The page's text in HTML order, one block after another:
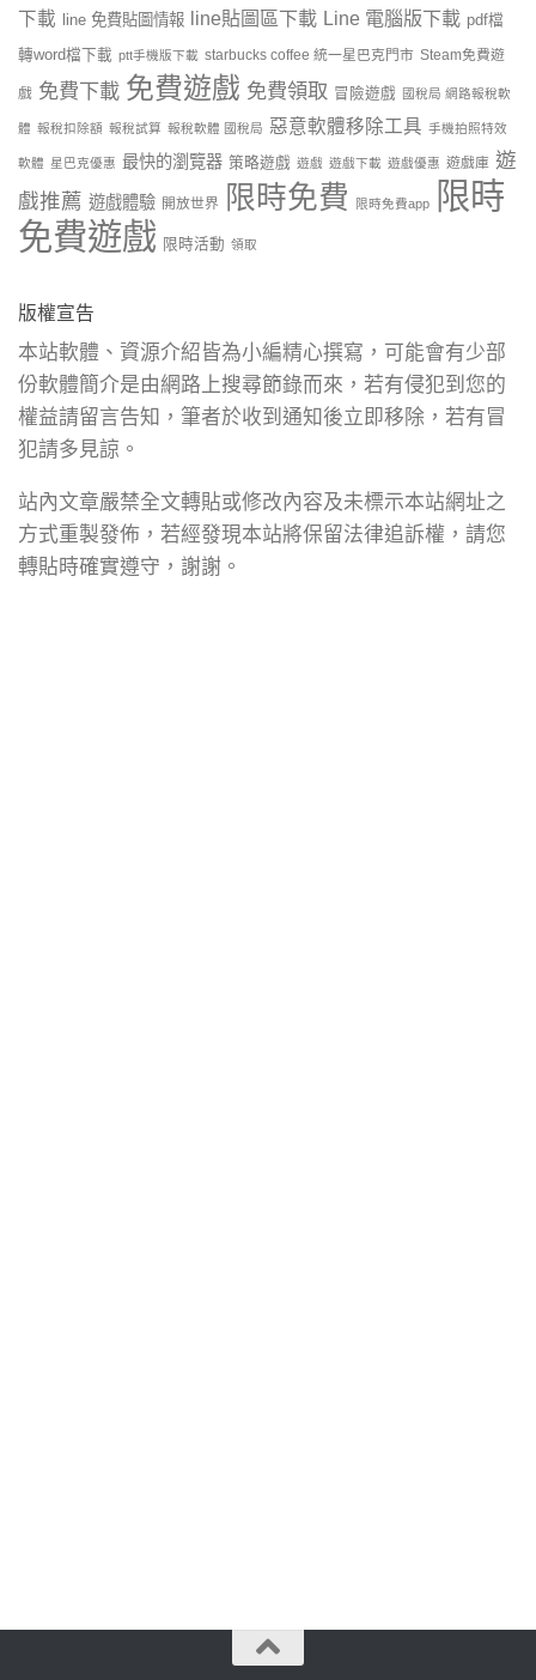
下載 line 免費貼圖情報 line貼圖區下載 Line 電腦版下載 pdf檔
轉word檔下載 ptt手機版下載 starbucks coffee 統一星巴克門市 Steam免費遊
戲 免費下載 免費遊戲 免費領取 冒險遊戲 國稅局 網路報稅軟
體 報稅扣除額 報稅試算 報稅軟體 國稅局 惡意軟體移除工具 手機拍照特效
軟體 星巴克優惠 最快的瀏覽器 策略遊戲 遊戲 遊戲下載 遊戲優惠 遊戲庫 遊
戲推薦 遊戲體驗 開放世界 限時免費 限時免費app
限時
免費遊戲 限時活動 領取
版權宣告
本站軟體、資源介紹皆為小編精心撰寫，可能會有少部
份軟體簡介是由網路上搜尋節錄而來，若有侵犯到您的
權益請留言告知，筆者於收到通知後立即移除，若有冒
犯請多見諒。
站內文章嚴禁全文轉貼或修改內容及未標示本站網址之
方式重製發佈，若經發現本站將保留法律追訴權，請您
轉貼時確實遵守，謝謝。